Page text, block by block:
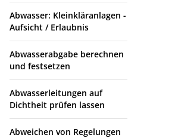
Abwasser: Kleinkläranlagen -
Aufsicht / Erlaubnis
Abwasserabgabe berechnen
und festsetzen
Abwasserleitungen auf
Dichtheit prüfen lassen
Abweichen von Regelungen